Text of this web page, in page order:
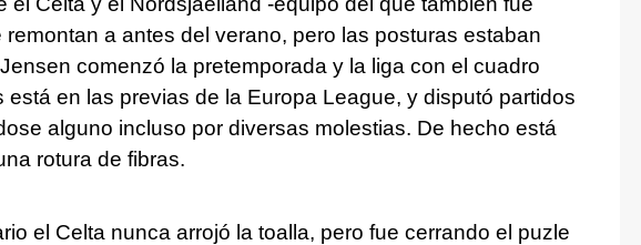
a antes del verano, pero las posturas estaban
comenzó la pretemporada y la liga con el cuadro
está en las previas de la Europa League, y disputó partidos
alguno incluso por diversas molestias. De hecho está
rotura de fibras.
el Celta nunca arrojó la toalla, pero fue cerrando el puzle